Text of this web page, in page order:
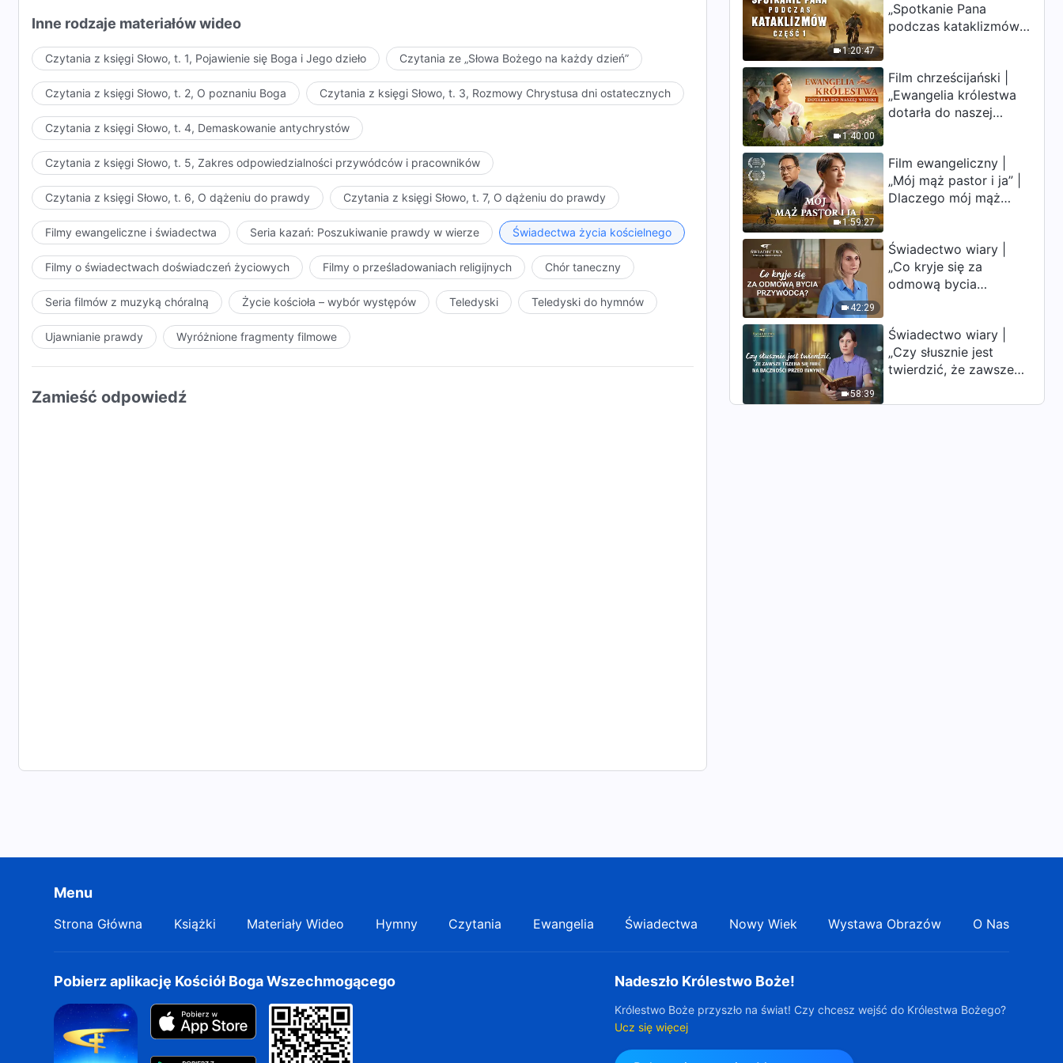
Inne rodzaje materiałów wideo
Czytania z księgi Słowo, t. 1, Pojawienie się Boga i Jego dzieło Czytania ze „Słowa Bożego na każdy dzień”
Czytania z księgi Słowo, t. 2, O poznaniu Boga Czytania z księgi Słowo, t. 3, Rozmowy Chrystusa dni ostatecznych
Czytania z księgi Słowo, t. 4, Demaskowanie antychrystów
Czytania z księgi Słowo, t. 5, Zakres odpowiedzialności przywódców i pracowników
Czytania z księgi Słowo, t. 6, O dążeniu do prawdy Czytania z księgi Słowo, t. 7, O dążeniu do prawdy
Filmy ewangeliczne i świadectwa Seria kazań: Poszukiwanie prawdy w wierze Świadectwa życia kościelnego
Filmy o świadectwach doświadczeń życiowych Filmy o prześladowaniach religijnych Chór taneczny
Seria filmów z muzyką chóralną Życie kościoła – wybór występów Teledyski Teledyski do hymnów
Ujawnianie prawdy Wyróżnione fragmenty filmowe
Zamieść odpowiedź
uderzają. Ludzkość
weszła w odliczanie.
1:20:47
„Spotkanie Pana
podczas kataklizmów”
krawędzi, dokąd
zmierza los ludzkości?
1:40:00
Film chrześcijański |
„Ewangelia królestwa
dotarła do naszej
1:59:27
Film ewangeliczny |
„Mój mąż pastor i ja” |
Dlaczego mój mąż
42:29
Świadectwo wiary |
„Co kryje się za
odmową bycia
58:39
Świadectwo wiary |
„Czy słusznie jest
twierdzić, że zawsze
baczności przed
Menu
Strona Główna Książki Materiały Wideo Hymny Czytania Ewangelia Świadectwa Nowy Wiek Wystawa Obrazów O Nas
Pobierz aplikację Kościół Boga Wszechmogącego Nadeszło Królestwo Boże!
Królestwo Boże przyszło na świat! Czy chcesz wejść do Królestwa Bożego?
Ucz się więcej